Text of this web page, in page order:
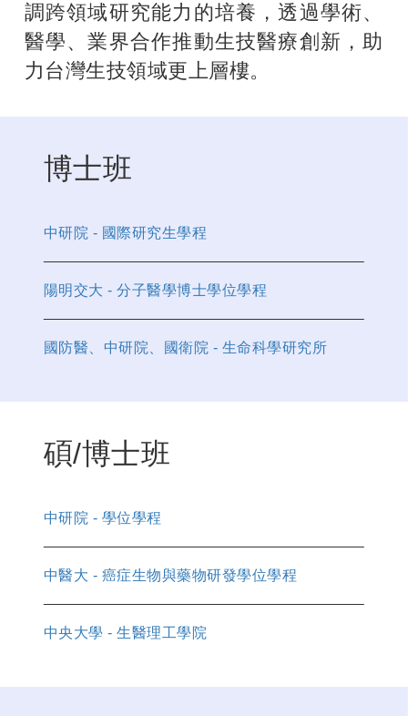
調跨領域研究能力的培養，透過學術、
醫學、業界合作推動生技醫療創新，助
力台灣生技領域更上層樓。
博士班
中研院 - 國際研究生學程
陽明交大 - 分子醫學博士學位學程
國防醫、中研院、國衛院 - 生命科學研究所
碩/博士班
中研院 - 學位學程
中醫大 - 癌症生物與藥物研發學位學程
中央大學 - 生醫理工學院